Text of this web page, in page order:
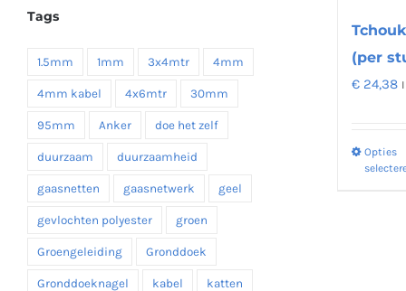
(per
€ 24,38
Opties
Tags
1.5mm 1mm 3x4mtr 4mm
4mm kabel 4x6mtr 30mm
95mm Anker doe het zelf
duurzaam duurzaamheid
gaasnetten gaasnetwerk geel
gevlochten polyester groen
Groengeleiding Gronddoek
Gronddoeknagel kabel katten